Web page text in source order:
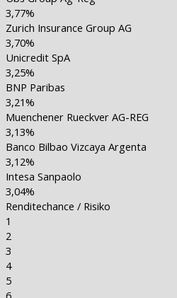
3,77%
Zurich Insurance Group AG
3,70%
Unicredit SpA
3,25%
BNP Paribas
3,21%
Muenchener Rueckver AG-REG
3,13%
Banco Bilbao Vizcaya Argenta
3,12%
Intesa Sanpaolo
3,04%
Renditechance / Risiko
1
2
3
4
5
6